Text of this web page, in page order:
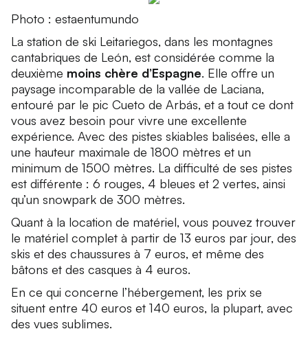
Photo : estaentumundo
La station de ski Leitariegos, dans les montagnes
cantabriques de León, est considérée comme la
deuxième moins chère d’Espagne. Elle offre un
paysage incomparable de la vallée de Laciana,
entouré par le pic Cueto de Arbás, et a tout ce dont
vous avez besoin pour vivre une excellente
expérience. Avec des pistes skiables balisées, elle a
une hauteur maximale de 1800 mètres et un
minimum de 1500 mètres. La difficulté de ses pistes
est différente : 6 rouges, 4 bleues et 2 vertes, ainsi
qu’un snowpark de 300 mètres.
Quant à la location de matériel, vous pouvez trouver
le matériel complet à partir de 13 euros par jour, des
skis et des chaussures à 7 euros, et même des
bâtons et des casques à 4 euros.
En ce qui concerne l’hébergement, les prix se
situent entre 40 euros et 140 euros, la plupart, avec
des vues sublimes.